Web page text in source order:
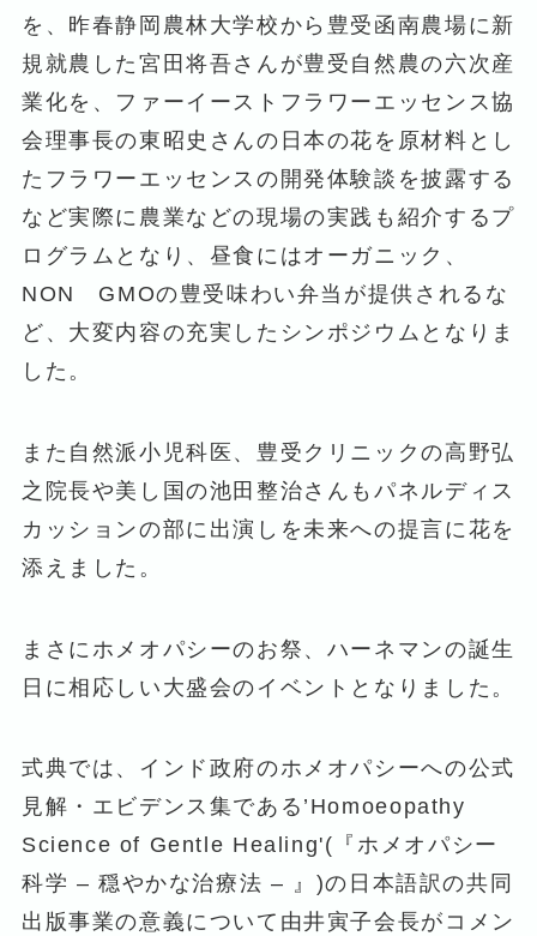
を、昨春静岡農林大学校から豊受函南農場に新
規就農した宮田将吾さんが豊受自然農の六次産
業化を、ファーイーストフラワーエッセンス協
会理事長の東昭史さんの日本の花を原材料とし
たフラワーエッセンスの開発体験談を披露する
など実際に農業などの現場の実践も紹介するプ
ログラムとなり、昼食にはオーガニック、
NON GMOの豊受味わい弁当が提供されるな
ど、大変内容の充実したシンポジウムとなりま
した。
また自然派小児科医、豊受クリニックの高野弘
之院長や美し国の池田整治さんもパネルディス
カッションの部に出演しを未来への提言に花を
添えました。
まさにホメオパシーのお祭、ハーネマンの誕生
日に相応しい大盛会のイベントとなりました。
式典では、インド政府のホメオパシーへの公式
見解・エビデンス集である’Homoeopathy
Science of Gentle Healing'(『ホメオパシー
科学 – 穏やかな治療法 – 』)の日本語訳の共同
出版事業の意義について由井寅子会長がコメン